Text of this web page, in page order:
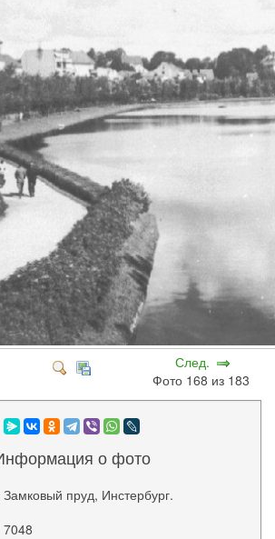
След.
Фото 168 из 183
о фото
Замковый пруд, Инстербург.
7048